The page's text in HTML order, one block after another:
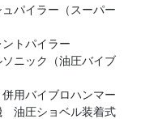
パイラー（スーパー
トパイラー
ニック（油圧バイブ
用バイブロハンマー
油圧ショベル装着式